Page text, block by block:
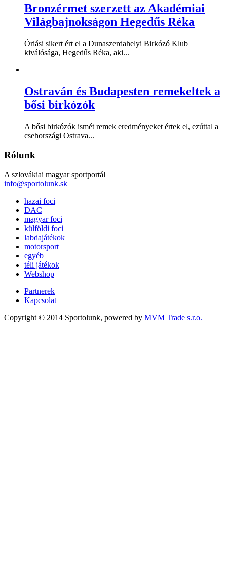
Bronzérmet szerzett az Akadémiai
Világbajnokságon Hegedűs Réka
Óriási sikert ért el a Dunaszerdahelyi Birkózó Klub
kiválósága, Hegedűs Réka, aki...
Ostraván és Budapesten remekeltek a
bősi birkózók
A bősi birkózók ismét remek eredményeket értek el, ezúttal a
csehországi Ostrava...
Rólunk
A szlovákiai magyar sportportál
info@sportolunk.sk
hazai foci
DAC
magyar foci
külföldi foci
labdajátékok
motorsport
egyéb
téli játékok
Webshop
Partnerek
Kapcsolat
Copyright © 2014 Sportolunk, powered by MVM Trade s.r.o.